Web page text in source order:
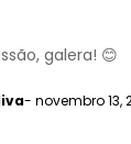
galera! 😊
- novembro 13,